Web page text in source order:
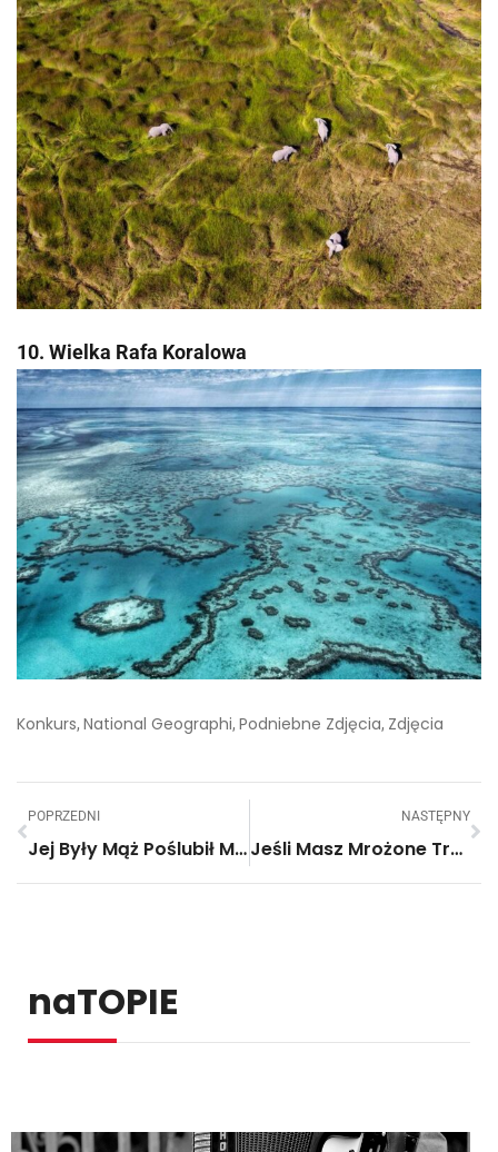
10. Wielka Rafa Koralowa
Konkurs, National Geographi, Podniebne Zdjęcia, Zdjęcia
POPRZEDNI
Jej Były Mąż Poślubił Młodszą Kobietę. Napisała List, By Powiedzieć Jej, Co O Niej Myśli!
NASTĘPNY
Jeśli Masz Mrożone Truskawki, Pyszne Domowe Lody Przygotujesz W Minutę!
naTOPIE